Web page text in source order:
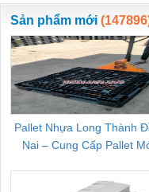
ewara
Sản phẩm mới
Pallet Nhựa Long Thành
Nai – Cung Cấp Pallet